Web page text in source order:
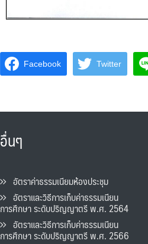
Facebook Twitter
อื่นๆ
อัตราค่าธรรมเนียมห้องประชุม
อัตราและวิธีการเก็บค่าธรรมเนียน
การศึกษา ระดับปริญญาตรี พ.ศ. 2564
อัตราและวิธีการเก็บค่าธรรมเนียน
การศึกษา ระดับปริญญาตรี พ.ศ. 2566